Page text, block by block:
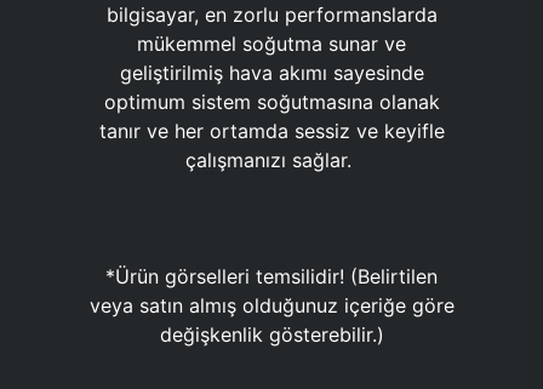
bilgisayar, en zorlu performanslarda
mükemmel soğutma sunar ve
geliştirilmiş hava akımı sayesinde
optimum sistem soğutmasına olanak
tanır ve her ortamda sessiz ve keyifle
çalışmanızı sağlar.
*Ürün görselleri temsilidir! (Belirtilen
veya satın almış olduğunuz içeriğe göre
değişkenlik gösterebilir.)